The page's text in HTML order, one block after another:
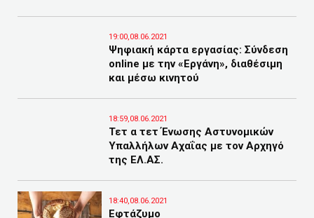
19:00,08.06.2021
Ψηφιακή κάρτα εργασίας: Σύνδεση
online με την «Εργάνη», διαθέσιμη
και μέσω κινητού
18:59,08.06.2021
Τετ α τετ Ένωσης Αστυνομικών
Υπαλλήλων Αχαΐας με τον Αρχηγό
της ΕΛ.ΑΣ.
18:40,08.06.2021
Εφτάζυμο